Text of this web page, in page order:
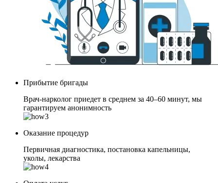
Прибытие бригады
Врач-нарколог приедет в среднем за 40–60 минут, мы
гарантируем анонимность
Оказание процедур
Первичная диагностика, постановка капельницы,
уколы, лекарства